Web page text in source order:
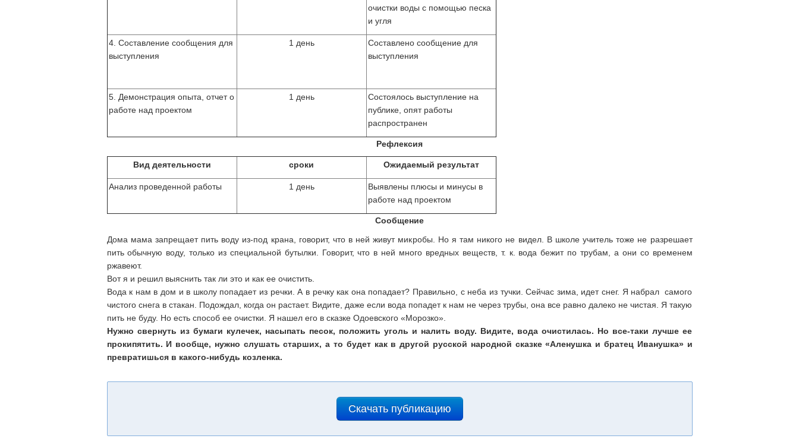
очистки воды с помощью песка
и угля
4. Составление сообщения для
выступления
1 день
Составлено сообщение для
выступления
5. Демонстрация опыта, отчет о
работе над проектом
1 день
Состоялось выступление на
публике, опят работы
распространен
Рефлексия
Вид деятельности сроки Ожидаемый результат
Анализ проведенной работы 1 день
Выявлены плюсы и минусы в
работе над проектом
Сообщение
Дома мама запрещает пить воду из-под крана, говорит, что в ней живут микробы. Но я там никого не видел. В школе учитель тоже не разрешает
пить обычную воду, только из специальной бутылки. Говорит, что в ней много вредных веществ, т. к. вода бежит по трубам, а они со временем
ржавеют.
Вот я и решил выяснить так ли это и как ее очистить.
Вода к нам в дом и в школу попадает из речки. А в речку как она попадает? Правильно, с неба из тучки. Сейчас зима, идет снег. Я набрал самого
чистого снега в стакан. Подождал, когда он растает. Видите, даже если вода попадет к нам не через трубы, она все равно далеко не чистая. Я такую
пить не буду. Но есть способ ее очистки. Я нашел его в сказке Одоевского «Морозко».
Нужно свернуть из бумаги кулечек, насыпать песок, положить уголь и налить воду. Видите, вода очистилась. Но все-таки лучше ее
прокипятить. И вообще, нужно слушать старших, а то будет как в другой русской народной сказке «Аленушка и братец Иванушка» и
превратишься в какого-нибудь козленка.
Скачать публикацию